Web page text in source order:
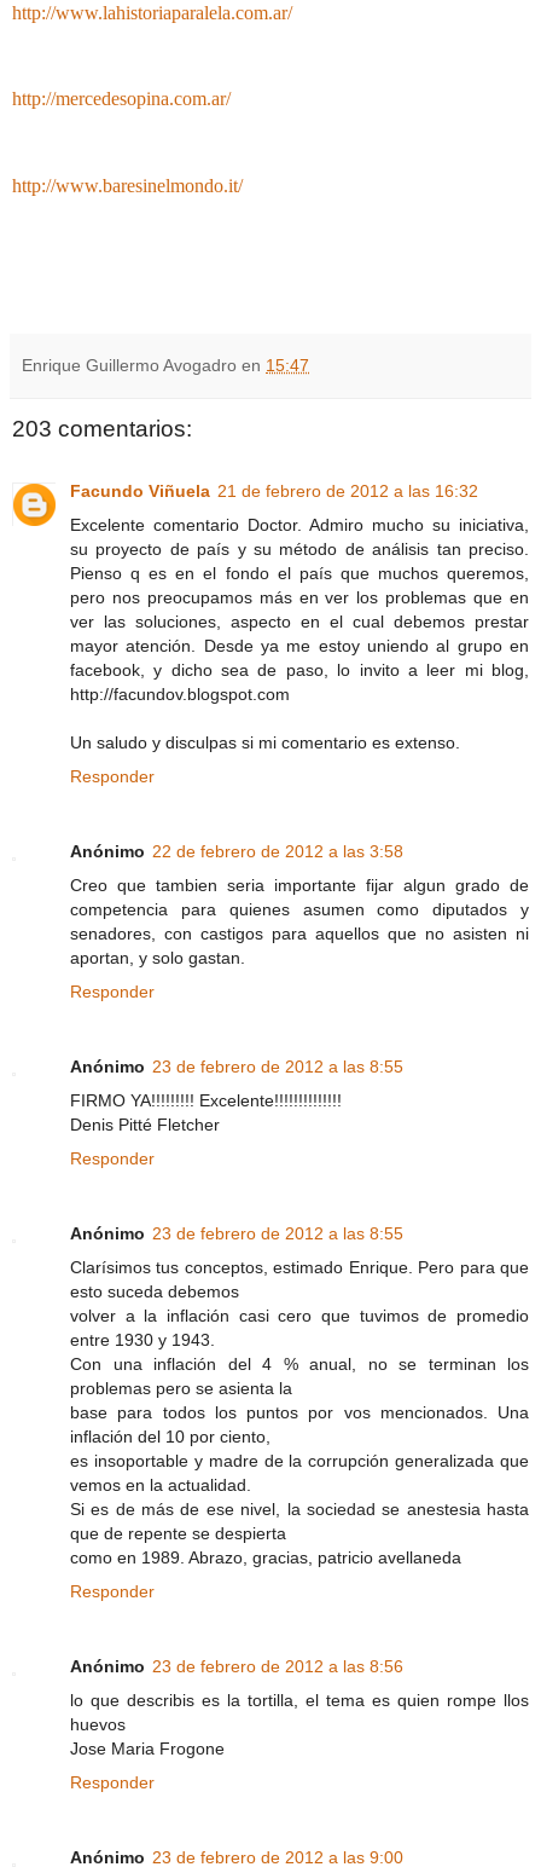
http://www.lahistoriaparalela.com.ar/
http://mercedesopina.com.ar/
http://www.baresinelmondo.it/
Enrique Guillermo Avogadro en 15:47
203 comentarios:
Facundo Viñuela 21 de febrero de 2012 a las 16:32
Excelente comentario Doctor. Admiro mucho su iniciativa,
su proyecto de país y su método de análisis tan preciso.
Pienso q es en el fondo el país que muchos queremos,
pero nos preocupamos más en ver los problemas que en
ver las soluciones, aspecto en el cual debemos prestar
mayor atención. Desde ya me estoy uniendo al grupo en
facebook, y dicho sea de paso, lo invito a leer mi blog,
http://facundov.blogspot.com
Un saludo y disculpas si mi comentario es extenso.
Responder
Anónimo 22 de febrero de 2012 a las 3:58
Creo que tambien seria importante fijar algun grado de
competencia para quienes asumen como diputados y
senadores, con castigos para aquellos que no asisten ni
aportan, y solo gastan.
Responder
Anónimo 23 de febrero de 2012 a las 8:55
FIRMO YA!!!!!!!!! Excelente!!!!!!!!!!!!!!
Denis Pitté Fletcher
Responder
Anónimo 23 de febrero de 2012 a las 8:55
Clarísimos tus conceptos, estimado Enrique. Pero para que
esto suceda debemos
volver a la inflación casi cero que tuvimos de promedio
entre 1930 y 1943.
Con una inflación del 4 % anual, no se terminan los
problemas pero se asienta la
base para todos los puntos por vos mencionados. Una
inflación del 10 por ciento,
es insoportable y madre de la corrupción generalizada que
vemos en la actualidad.
Si es de más de ese nivel, la sociedad se anestesia hasta
que de repente se despierta
como en 1989. Abrazo, gracias, patricio avellaneda
Responder
Anónimo 23 de febrero de 2012 a las 8:56
lo que describis es la tortilla, el tema es quien rompe llos
huevos
Jose Maria Frogone
Responder
Anónimo 23 de febrero de 2012 a las 9:00